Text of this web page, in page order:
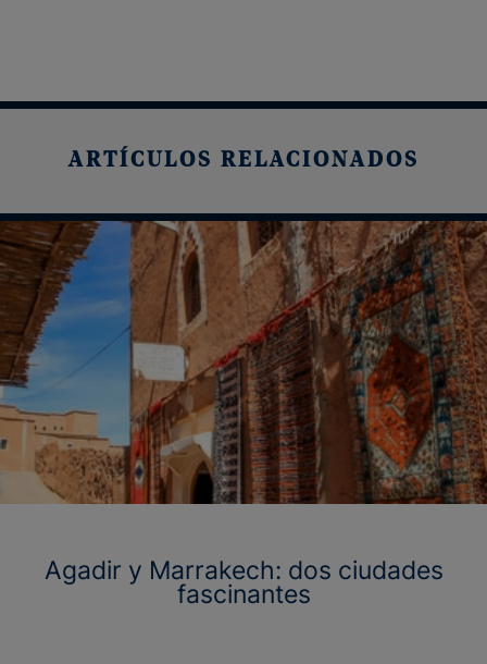
ARTÍCULOS RELACIONADOS
Agadir y Marrakech: dos ciudades
fascinantes